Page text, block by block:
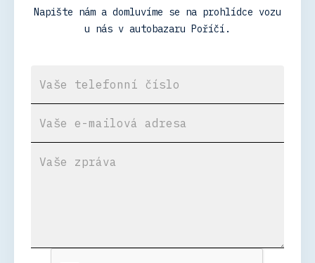
Napište nám a domluvíme se na prohlídce vozu
u nás v autobazaru Poříčí.